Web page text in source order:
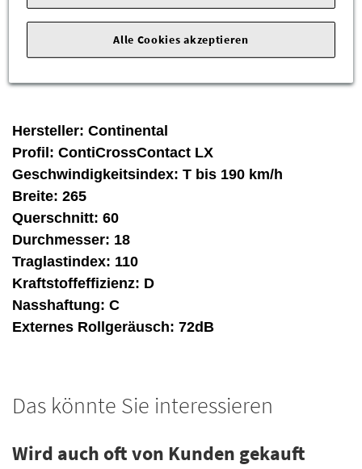
von Continental!
Hersteller: Continental
Profil: ContiCrossContact LX
Geschwindigkeitsindex: T bis 190 km/h
Breite: 265
Querschnitt: 60
Durchmesser: 18
Traglastindex: 110
Kraftstoffeffizienz: D
Nasshaftung: C
Externes Rollgeräusch: 72dB
Das könnte Sie interessieren
Wird auch oft von Kunden gekauft
Alle Cookies akzeptieren